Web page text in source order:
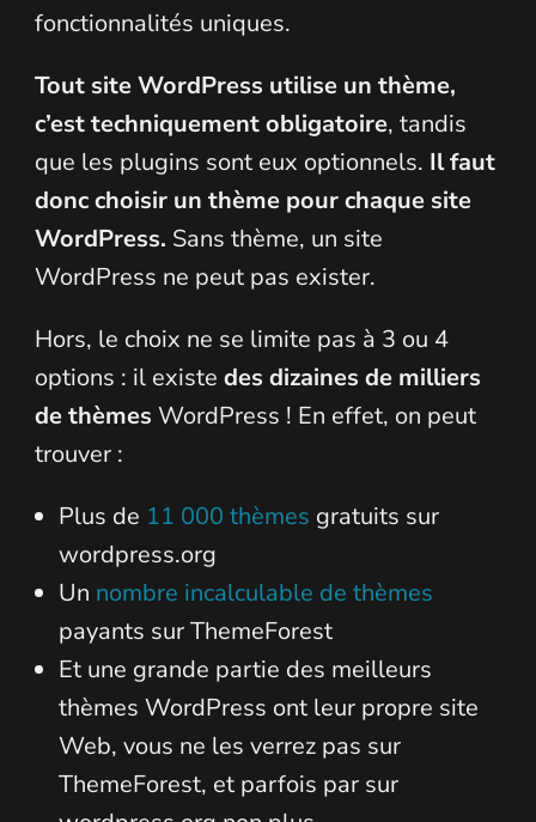
fonctionnalités uniques.
Tout site WordPress utilise un thème,
c’est techniquement obligatoire, tandis
que les plugins sont eux optionnels. Il faut
donc choisir un thème pour chaque site
WordPress. Sans thème, un site
WordPress ne peut pas exister.
Hors, le choix ne se limite pas à 3 ou 4
options : il existedes dizaines de milliers
de thèmesWordPress ! En effet, on peut
trouver :
Plus de 11 000 thèmes gratuits sur
wordpress.org
Un nombre incalculable de thèmes
payants sur ThemeForest
Et une grande partie des meilleurs
thèmes WordPress ont leur propre site
Web, vous ne les verrez pas sur
ThemeForest, et parfois par sur